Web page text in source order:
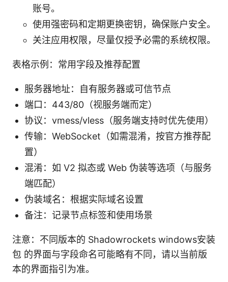
账号。
使用强密码和定期更换密钥，确保账户安全。
关注应用权限，尽量仅授予必需的系统权限。
表格示例：常用字段及推荐配置
服务器地址：自有服务器或可信节点
端口：443/80（视服务端而定）
协议：vmess/vless（服务端支持时优先使用）
传输：WebSocket（如需混淆，按官方推荐配
置）
混淆：如 V2 拟态或 Web 伪装等选项（与服务
端匹配）
伪装域名：根据实际域名设置
备注：记录节点标签和使用场景
注意：不同版本的 Shadowrockets windows安装
包 的界面与字段命名可能略有不同，请以当前版
本的界面指引为准。